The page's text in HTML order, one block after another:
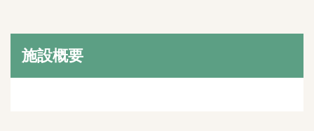
施設概要